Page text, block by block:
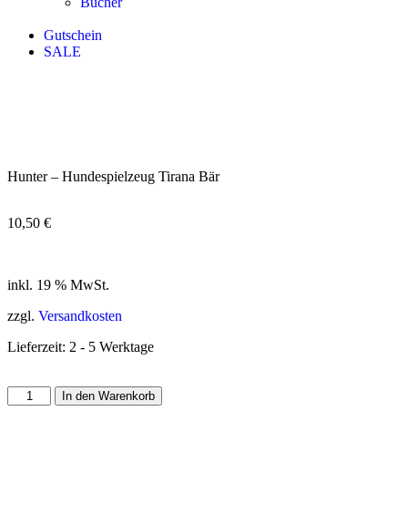
Gutschein
SALE
Hunter – Hundespielzeug Tirana Bär
10,50 €
inkl. 19 % MwSt.
zzgl. Versandkosten
Lieferzeit: 2 - 5 Werktage
In den Warenkorb